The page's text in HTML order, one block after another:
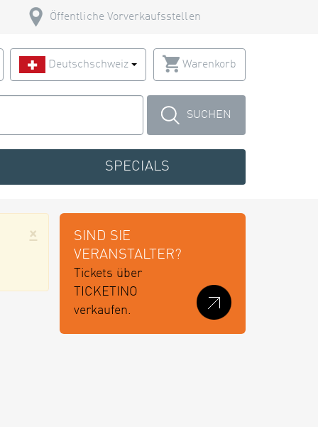
Öffentliche Vorverkaufsstellen
Deutschschweiz Warenkorb
SUCHEN
SPECIALS
×
SIND SIE
VERANSTALTER?
Tickets über
TICKETINO
verkaufen.